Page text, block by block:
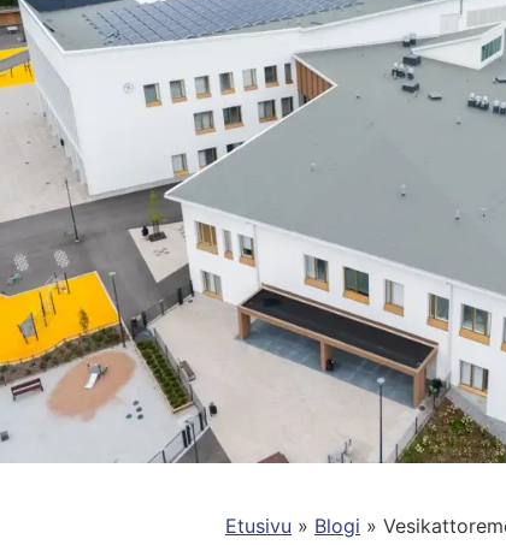
Etusivu » Blogi »